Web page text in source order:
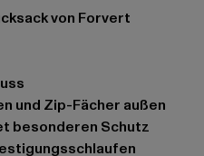
von Forvert
und Zip-Fächer außen
besonderen Schutz